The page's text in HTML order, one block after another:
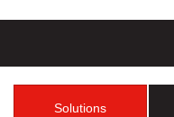
Solutions